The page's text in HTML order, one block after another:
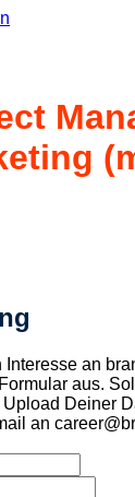
an
aus.
Deiner
an